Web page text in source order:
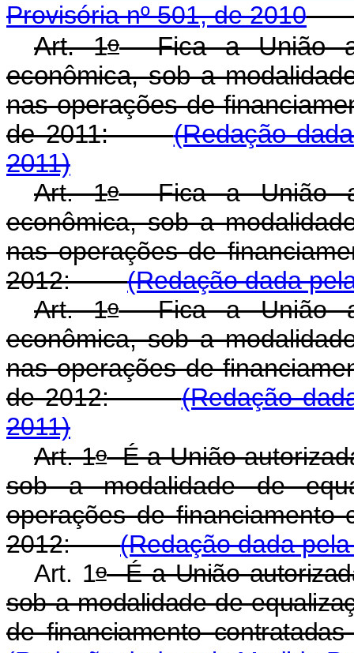
Provisória nº 501, de 2010
Art. 1oFica a União
econômica, sob a
nas operações de
de 2011:(Redação
2011)
Art. 1oFica a União
econômica, sob a
nas operações de
2012:(Redação dada
Art. 1oFica a União
econômica, sob a
nas operações de
de 2012:(Redação
2011)
Art. 1oÉ a União
sob a modalidade de
operações de financiamento
2012:(Redação dada
Art. 1oÉ a União
sob a modalidade de
de financiamento